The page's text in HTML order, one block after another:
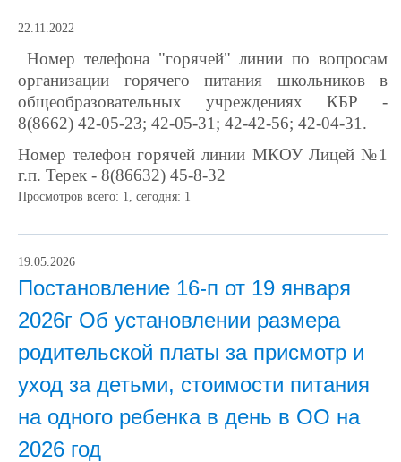
22.11.2022
Номер телефона "горячей" линии по вопросам
организации горячего питания школьников в
общеобразовательных учреждениях КБР -
8(8662) 42-05-23; 42-05-31; 42-42-56; 42-04-31.
Номер телефон горячей линии МКОУ Лицей №1
г.п. Терек - 8(86632) 45-8-32
Просмотров всего: 1, сегодня: 1
19.05.2026
Постановление 16-п от 19 января
2026г Об установлении размера
родительской платы за присмотр и
уход за детьми, стоимости питания
на одного ребенка в день в ОО на
2026 год